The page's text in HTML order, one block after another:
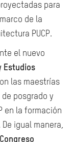
para
de la
PUCP.
el nuevo
Estudios
las maestrías
posgrado y
en la formación
igual manera,
Congreso